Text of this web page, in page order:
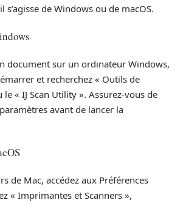
s’agisse de Windows ou de macOS.
document sur un ordinateur Windows,
et recherchez « Outils de
« IJ Scan Utility ». Assurez-vous de
avant de lancer la
de Mac, accédez aux Préférences
« Imprimantes et Scanners »,